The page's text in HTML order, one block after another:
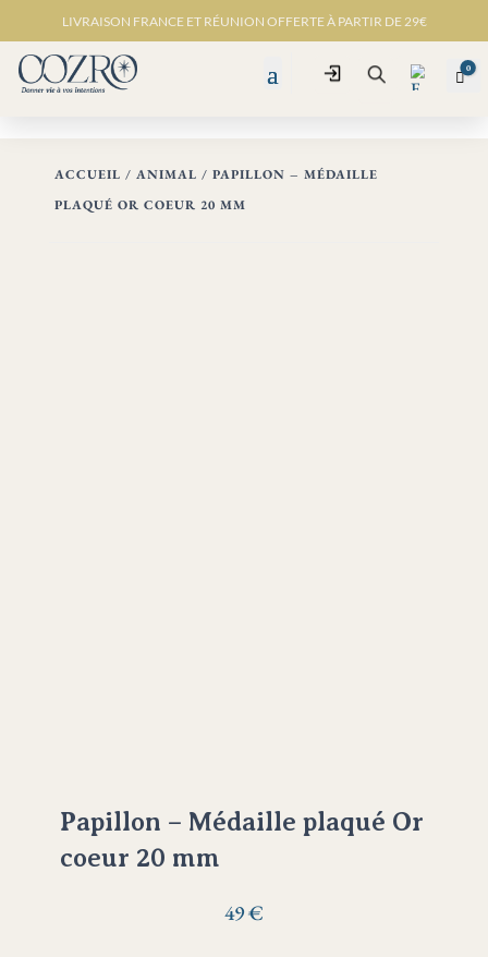
LIVRAISON FRANCE ET RÉUNION OFFERTE À PARTIR DE 29€
ConnexionRecherche
0
ACCUEIL / ANIMAL / PAPILLON – MÉDAILLE
PLAQUÉ OR COEUR 20 MM
Papillon – Médaille plaqué Or
coeur 20 mm
49€